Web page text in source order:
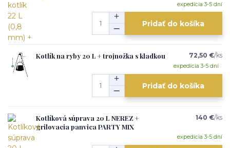
expedícia 3-5 dní
Pridať do košíka
Kotlík na ryby 20 L + trojnožka s kladkou 72,50 €/ks
expedícia 3-5 dní
Pridať do košíka
Kotlíková súprava 20 L NEREZ +
grilovacia panvica PARTY MIX
140 €/ks
expedícia 3-5 dní